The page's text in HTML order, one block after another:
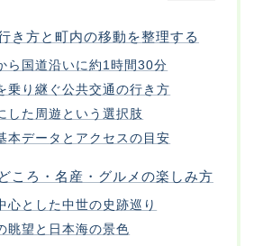
き方と町内の移動を整理する
ら国道沿いに約1時間30分
乗り継ぐ公共交通の行き方
した周遊という選択肢
本データとアクセスの目安
ころ・名産・グルメの楽しみ方
心とした中世の史跡巡り
眺望と日本海の景色